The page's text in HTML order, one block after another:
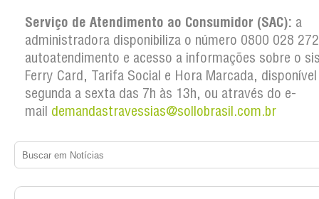
Serviço de Atendimento ao Consumidor (SAC): a
administradora disponibiliza o número 0800 028
autoatendimento e acesso a informações sobre o
Ferry Card, Tarifa Social e Hora Marcada,
segunda a sexta das 7h às 13h, ou através do e-
mail demandastravessias@sollobrasil.com.br